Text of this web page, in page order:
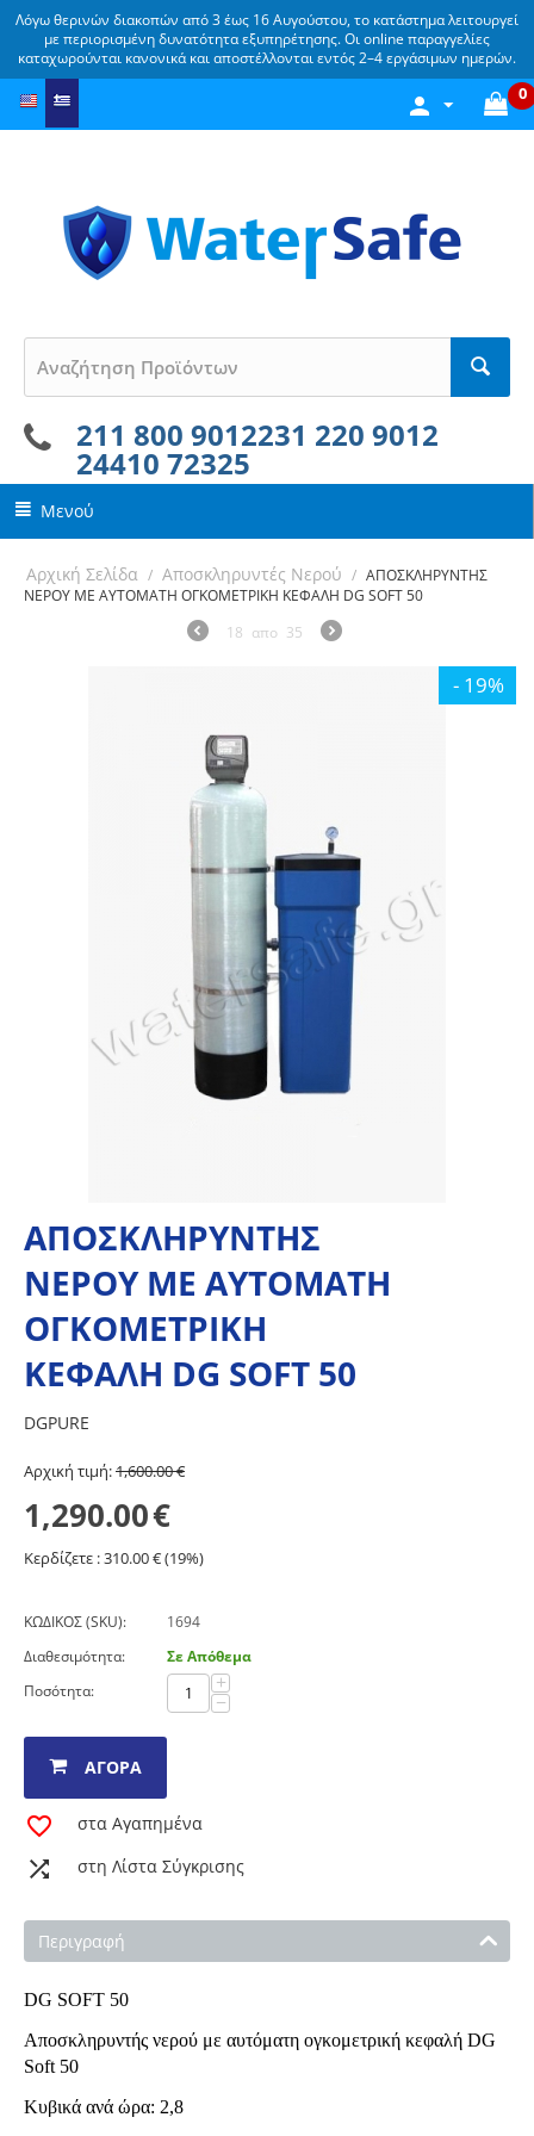
Λόγω θερινών διακοπών από 3 έως 16 Αυγούστου, το κατάστημα λειτουργεί
με περιορισμένη δυνατότητα εξυπηρέτησης. Οι online παραγγελίες
καταχωρούνται κανονικά και αποστέλλονται εντός 2–4 εργάσιμων ημερών.
0
211 800 9012231 220 9012
24410 72325
Μενού
Αρχική Σελίδα / Αποσκληρυντές Νερού / ΑΠΟΣΚΛΗΡΥΝΤΗΣ
ΝΕΡΟΥ ΜΕ ΑΥΤΟΜΑΤΗ ΟΓΚΟΜΕΤΡΙΚΗ ΚΕΦΑΛΗ DG SOFT 50
18 απο 35
- 19%
ΑΠΟΣΚΛΗΡΥΝΤΗΣ
ΝΕΡΟΥ ΜΕ ΑΥΤΟΜΑΤΗ
ΟΓΚΟΜΕΤΡΙΚΗ
ΚΕΦΑΛΗ DG SOFT 50
DGPURE
Aρχική τιμή:1,600.00€
1,290.00€
Κερδίζετε :310.00€ (19%)
ΚΩΔΙΚΟΣ (SKU):
1694
Διαθεσιμότητα:
Σε Απόθεμα
Ποσότητα:
+
−
ΑΓΟΡΆ
στα Αγαπημένα
στη Λίστα Σύγκρισης
Περιγραφή
DG SOFT 50
Aποσκληρυντής νερού με αυτόματη ογκομετρική κεφαλή DG
Soft 50
Κυβικά ανά ώρα: 2,8